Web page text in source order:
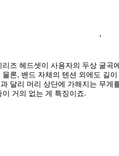
즈 헤드셋이 사용자의 두상 굴
론, 밴드 자체의 텐션 외에도 길
달리 머리 상단에 가해지는 무
거의 없는 게 특징이죠.